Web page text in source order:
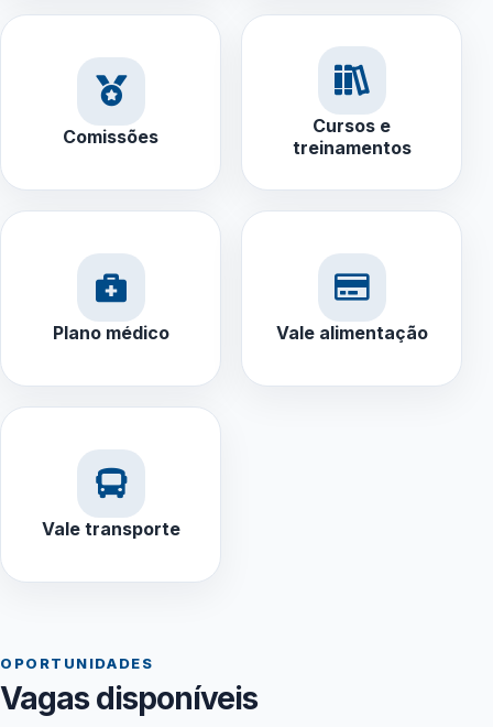
Comissões
Cursos e
treinamentos
Plano médico Vale alimentação
Vale transporte
OPORTUNIDADES
Vagas disponíveis